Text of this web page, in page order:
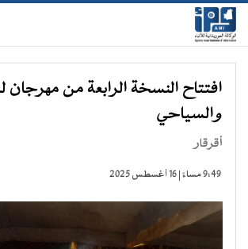
افتتاح النسخة الرابعة من مهرجان
والسياحي
أقرقار
9:49 مساءً | 16 أغسطس 2025